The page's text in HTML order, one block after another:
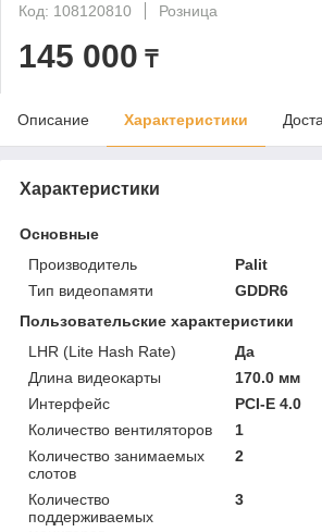
Код: 108120810
Розница
145 000 ₸
Описание Характеристики
Характеристики
Основные
Производитель
Palit
Тип видеопамяти
GDDR6
Пользовательские характеристики
LHR (Lite Hash Rate)
Да
Длина видеокарты
170.0 мм
Интерфейс
PCI-E 4.0
Количество вентиляторов
1
Количество занимаемых
слотов
2
Количество
поддерживаемых
3